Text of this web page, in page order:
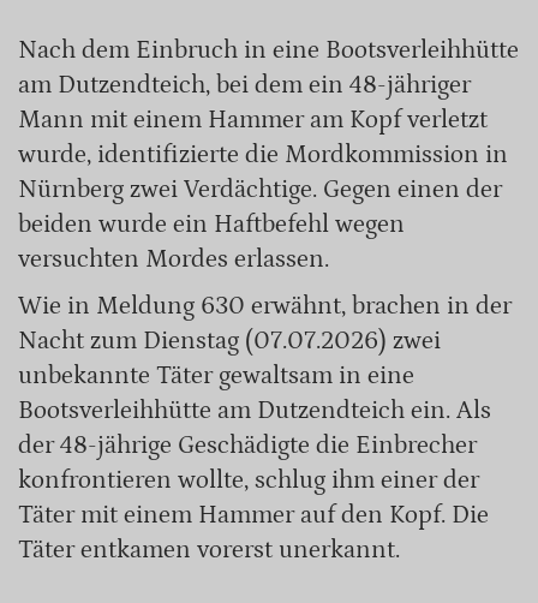
Nach dem Einbruch in eine Bootsverleihhütte
am Dutzendteich, bei dem ein 48-jähriger
Mann mit einem Hammer am Kopf verletzt
wurde, identifizierte die Mordkommission in
Nürnberg zwei Verdächtige. Gegen einen der
beiden wurde ein Haftbefehl wegen
versuchten Mordes erlassen.
Wie in Meldung 630 erwähnt, brachen in der
Nacht zum Dienstag (07.07.2026) zwei
unbekannte Täter gewaltsam in eine
Bootsverleihhütte am Dutzendteich ein. Als
der 48-jährige Geschädigte die Einbrecher
konfrontieren wollte, schlug ihm einer der
Täter mit einem Hammer auf den Kopf. Die
Täter entkamen vorerst unerkannt.